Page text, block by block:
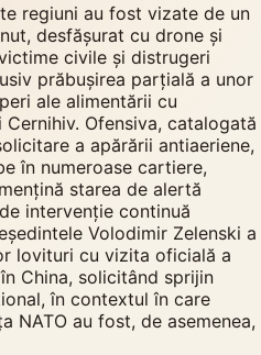
regiuni au fost vizate de un
desfășurat cu drone și
civile și distrugeri
prăbușirea parțială a unor
ale alimentării cu
Ofensiva, catalogată
a apărării antiaeriene,
în numeroase cartiere,
starea de alertă
intervenție continuă
Volodimir Zelenski a
lovituri cu vizita oficială a
China, solicitând sprijin
în contextul în care
NATO au fost, de asemenea,